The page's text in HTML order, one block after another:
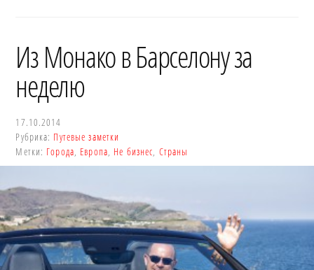
подходом
•
Виталий
Шершидский
точного
управление
и
эффективного
развития
бизнеса,
устойчивые
конкурентные
преимущества.
Из Монако в Барселону за
неделю
17.10.2014
Рубрика: Путевые заметки
Метки: Города, Европа, Не бизнес, Страны